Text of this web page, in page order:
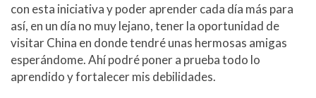
con esta iniciativa y poder aprender cada día más para
así, en un día no muy lejano, tener la oportunidad de
visitar China en donde tendré unas hermosas amigas
esperándome. Ahí podré poner a prueba todo lo
aprendido y fortalecer mis debilidades.